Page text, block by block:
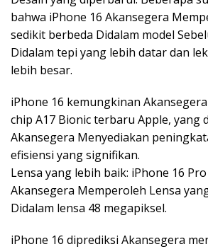
bahwa iPhone 16 Akansegera
sedikit berbeda Didalam model
Didalam tepi yang lebih datar dan
lebih besar.
iPhone 16 kemungkinan
chip A17 Bionic terbaru Apple, yang
Akansegera Menyediakan
efisiensi yang signifikan.
Lensa yang lebih baik: iPhone 16
Akansegera Memperoleh Lensa
Didalam lensa 48 megapiksel.
iPhone 16 diprediksi Akansegera